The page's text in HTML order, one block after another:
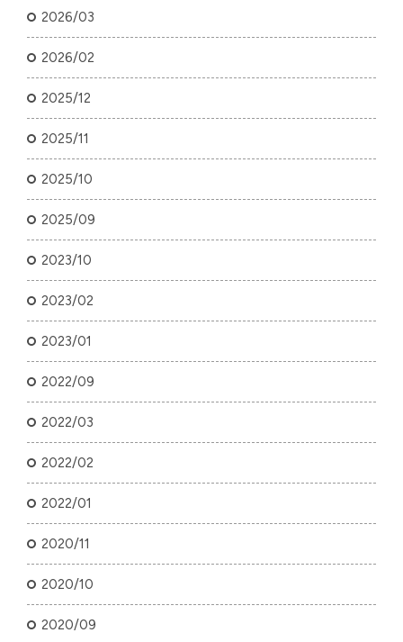
2026/03
2026/02
2025/12
2025/11
2025/10
2025/09
2023/10
2023/02
2023/01
2022/09
2022/03
2022/02
2022/01
2020/11
2020/10
2020/09